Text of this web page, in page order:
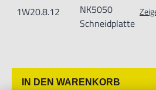
1W20.8.12
NK5050
Schneidplatte
IN DEN WARENKORB